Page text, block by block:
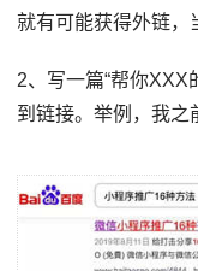
就有可能获得外链，
2、写一篇“帮你XXX
到链接。举例，我之